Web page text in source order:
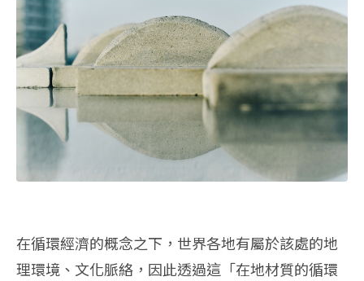
在循環經濟的概念之下，世界各地有屬於該處的地
理環境、文化脈絡，因此透過這「在地材質的循環